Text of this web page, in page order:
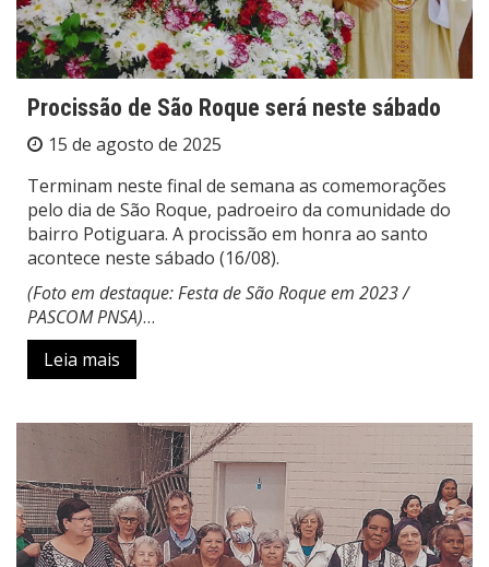
Procissão de São Roque será neste sábado
15 de agosto de 2025
Terminam neste final de semana as comemorações
pelo dia de São Roque, padroeiro da comunidade do
bairro Potiguara. A procissão em honra ao santo
acontece neste sábado (16/08).
(Foto em destaque: Festa de São Roque em 2023 /
PASCOM PNSA)…
Leia mais